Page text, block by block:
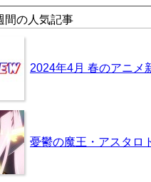
間の人気記事
2024年4月 春のアニメ
憂鬱の魔王・アスタロ